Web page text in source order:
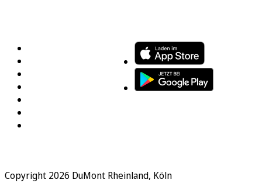
Copyright 2026 DuMont Rheinland, Köln